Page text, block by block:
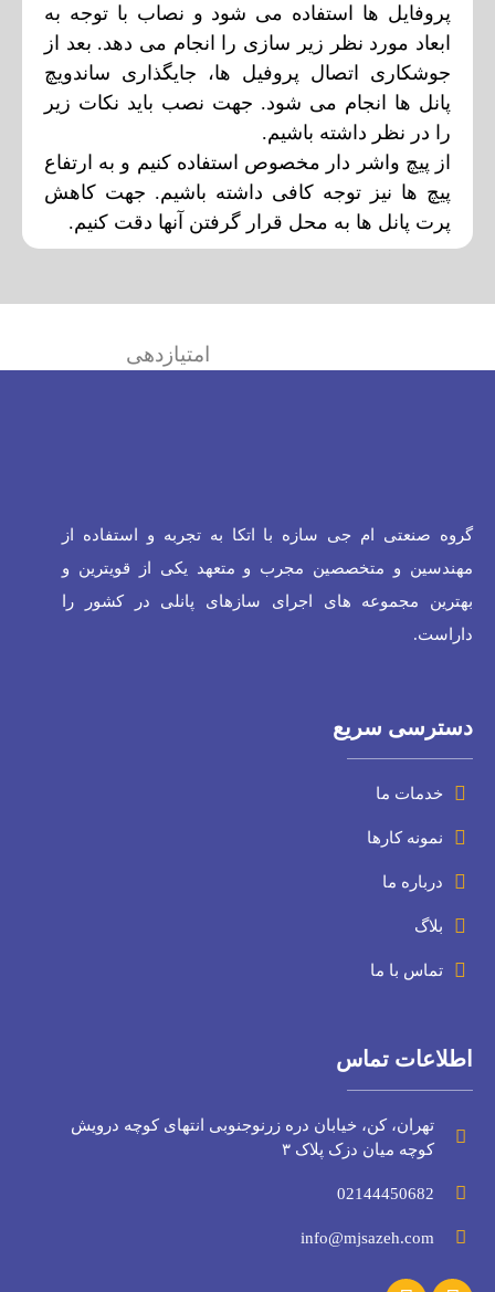
پروفایل ها استفاده می شود و نصاب با توجه به
ابعاد مورد نظر زیر سازی را انجام می دهد. بعد از
جوشکاری اتصال پروفیل ها، جایگذاری ساندویچ
پانل ها انجام می شود. جهت نصب باید نکات زیر
را در نظر داشته باشیم.
از پیچ واشر دار مخصوص استفاده کنیم و به ارتفاع
پیچ ها نیز توجه کافی داشته باشیم. جهت کاهش
پرت پانل ها به محل قرار گرفتن آنها دقت کنیم.
امتیازدهی
گروه صنعتی ام جی سازه با اتکا به تجربه و استفاده از
مهندسین و متخصصین مجرب و متعهد یکی از قویترین و
بهترین مجموعه های اجرای سازهای پانلی در کشور را
داراست.
دسترسی سریع
خدمات ما
نمونه کارها
درباره ما
بلاگ
تماس با ما
اطلاعات تماس
تهران، کن، خیابان دره زرنوجنوبی انتهای کوچه درویش
کوچه میان دزک پلاک ۳
02144450682
info@mjsazeh.com